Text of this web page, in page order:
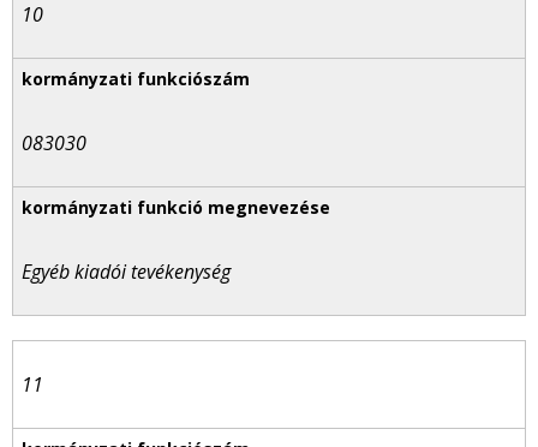
10
083030
Egyéb kiadói tevékenység
11